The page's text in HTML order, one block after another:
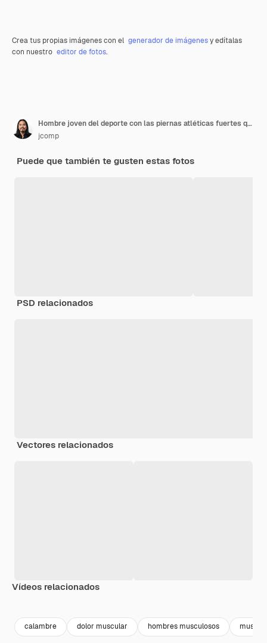
Crea tus propias imágenes con el generador de imágenesy edítalas
con nuestro editor de fotos.
Hombre joven del deporte con las piernas atléticas fuertes que sostienen la rodilla con sus manos en dolor después de sufrir lesión del ligamento aislada en blanco.
jcomp
Puede que también te gusten estas fotos
PSD relacionados
Vectores relacionados
Vídeos relacionados
calambre dolor muscular hombres musculosos